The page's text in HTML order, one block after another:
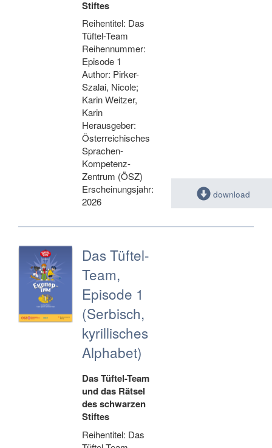
Stiftes
Reihentitel: Das
Tüftel-Team
Reihennummer:
Episode 1
Author: Pirker-
Szalai, Nicole;
Karin Weitzer,
Karin
Herausgeber:
Österreichisches
Sprachen-
Kompetenz-
Zentrum (ÖSZ)
Erscheinungsjahr:
2026
download
Das Tüftel-
Team,
Episode 1
(Serbisch,
kyrillisches
Alphabet)
Das Tüftel-Team
und das Rätsel
des schwarzen
Stiftes
Reihentitel: Das